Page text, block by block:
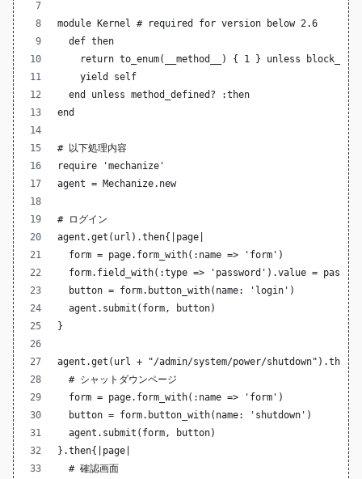
module Kernel # required for version below 2.6
  def then
return to_enum(__method__) { 1 } unless
    yield self
  end unless method_defined? :then
end
# 以下処理内容
require 'mechanize'
agent = Mechanize.new
# ログイン
agent.get(url).then{|page|
  form = page.form_with(:name => 'form')
form.field_with(:type => 'password').value =
  button = form.button_with(name: 'login')
  agent.submit(form, button)
}
agent.get(url + "/admin/system/power/
  # シャットダウンページ
  form = page.form_with(:name => 'form')
  button = form.button_with(name: 'shutdown')
  agent.submit(form, button)
}.then{|page|
  # 確認画面